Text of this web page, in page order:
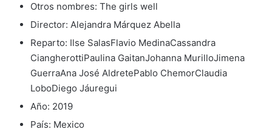
Otros nombres: The girls well
Director: Alejandra Márquez Abella
Reparto: Ilse SalasFlavio MedinaCassandra
CiangherottiPaulina GaitanJohanna MurilloJimena
GuerraAna José AldretePablo ChemorClaudia
LoboDiego Jáuregui
Año: 2019
País: Mexico